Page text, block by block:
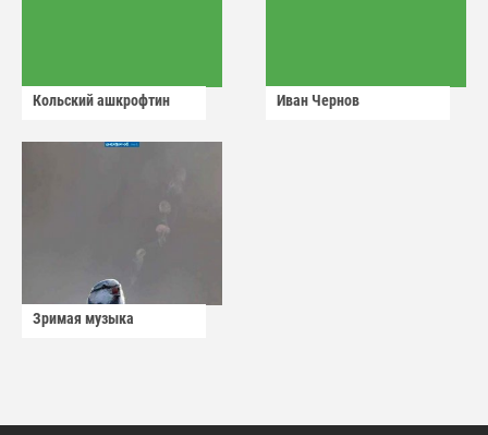
Кольский ашкрофтин Иван Чернов
Зримая музыка